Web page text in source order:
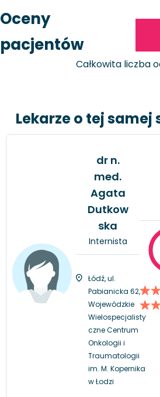
Oceny
pacjentów
Całkowita liczba
Lekarze o tej
dr n.
med.
Agata
Dutkow
ska
Internista
Łódź, ul.
Pabianicka 62,
Wojewódzkie
Wielospecjalisty
czne Centrum
Onkologii i
Traumatologii
im. M. Kopernika
w Łodzi